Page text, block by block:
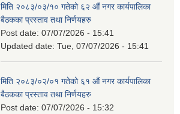
मिति २०८३/०३/१० गतेको ६२ औं नगर कार्यपालिका
बैठकका प्रस्ताव तथा निर्णयहरु
Post date: 07/07/2026 - 15:41
Updated date: Tue, 07/07/2026 - 15:41
मिति २०८३/०२/०१ गतेको ६१ औं नगर कार्यपालिका
बैठकका प्रस्ताव तथा निर्णयहरु
Post date: 07/07/2026 - 15:32